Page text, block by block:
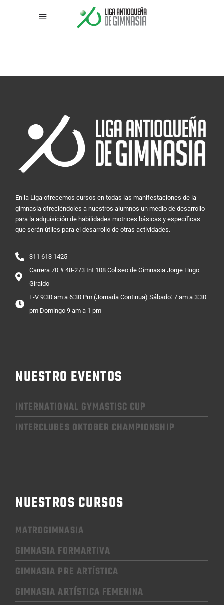
En la Liga ofrecemos cursos en todas las manifestaciones de la
gimnasia ofreciéndoles a nuestros alumnos un medio de desarrollo
para la adquisición de habilidades motrices básicas y específicas
que serán útiles para el desarrollo de otras actividades.
311 613 1425
Carrera 70 # 48-273 Int 108 Coliseo de Gimnasia Jorge Hugo
Giraldo
L-V 9:30 am a 6:30 Pm (Jornada Continua) Sábado: 7 am a 3:30
pm Domingo 9 am a 1 pm
NUESTRO EVENTOS
INTERNATIONAL GYMASTISC CUP
INTERCLUBES OKTOBER CHAMPIONSHIP
NUESTROS CURSOS
MATROGIMNASIA
GIMNASIA FORMARTIVA
GIMNASIA PRE ARTÍSTICA
GIMNASIA ARTÍSTICA FEMENINA